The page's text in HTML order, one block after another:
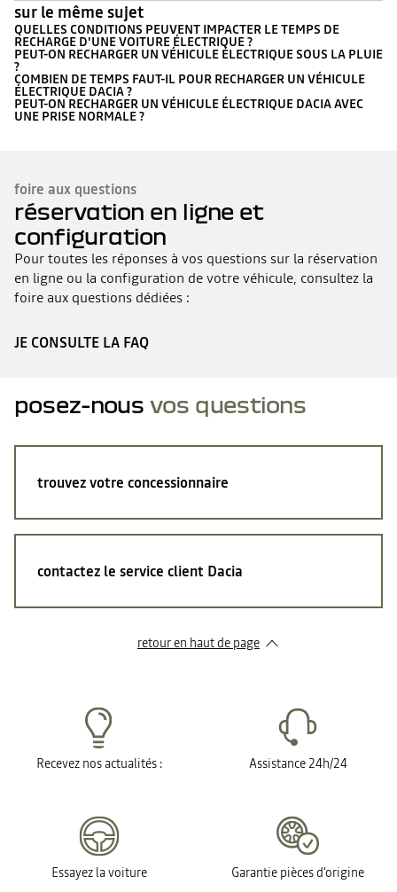
sur le même sujet
QUELLES CONDITIONS PEUVENT IMPACTER LE TEMPS DE
RECHARGE D'UNE VOITURE ÉLECTRIQUE ?
PEUT-ON RECHARGER UN VÉHICULE ÉLECTRIQUE SOUS LA PLUIE
?
COMBIEN DE TEMPS FAUT-IL POUR RECHARGER UN VÉHICULE
ÉLECTRIQUE DACIA ?
PEUT-ON RECHARGER UN VÉHICULE ÉLECTRIQUE DACIA AVEC
UNE PRISE NORMALE ?
foire aux questions
réservation en ligne et
configuration
Pour toutes les réponses à vos questions sur la réservation
en ligne ou la configuration de votre véhicule, consultez la
foire aux questions dédiées :
JE CONSULTE LA FAQ
posez-nous vos questions
trouvez votre concessionnaire
contactez le service client Dacia
retour en haut de page​
Recevez nos actualités : Assistance 24h/24
Essayez la voiture Garantie pièces d'origine